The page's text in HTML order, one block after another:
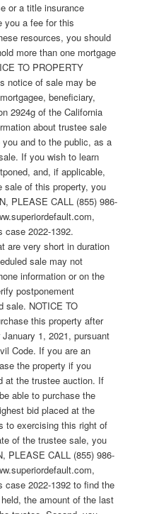
or a title insurance
you a fee for this
resources, you should
more than one mortgage
TO PROPERTY
notice of sale may be
beneficiary,
2924g of the California
about trustee sale
and to the public, as a
If you wish to learn
and, if applicable,
sale of this property, you
PLEASE CALL (855) 986-
case 2022-1392.
are very short in duration
sale may not
information or on the
postponement
sale. NOTICE TO
this property after
1, 2021, pursuant
Code. If you are an
the property if you
at the trustee auction. If
able to purchase the
bid placed at the
to exercising this right of
of the trustee sale, you
PLEASE CALL (855) 986-
case 2022-1392 to find the
the amount of the last